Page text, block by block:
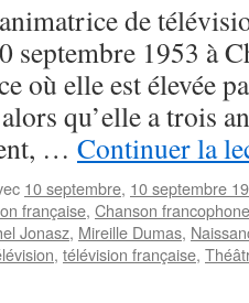
de
1953 à
où elle est élevée
qu’elle a trois
… Continuer la
10 septembre, 10 septembre
française, Chanson francophone
Jonasz, Mireille Dumas,
, télévision française,